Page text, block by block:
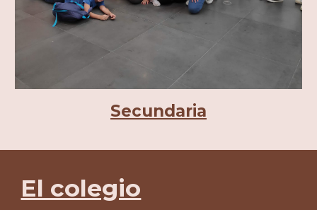
Secundaria
El colegio